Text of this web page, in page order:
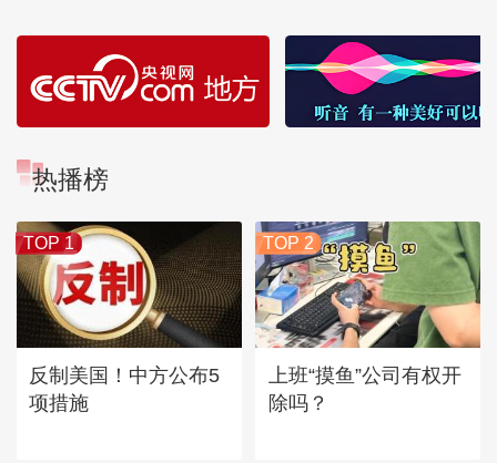
热播榜
TOP 1
反制美国！中方公布5
项措施
TOP 2
上班“摸鱼”公司有权开
除吗？